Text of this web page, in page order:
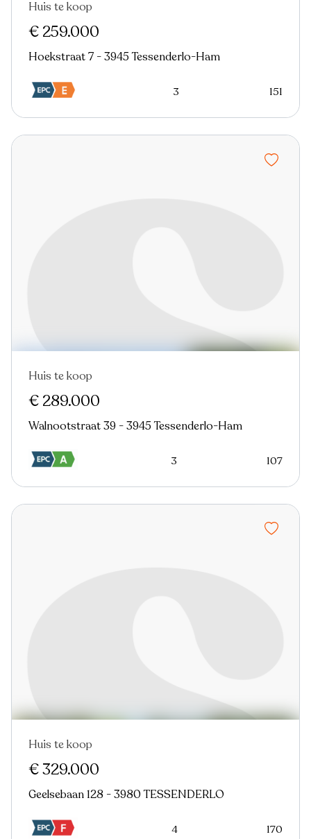
Nieuw
Huis te koop
€ 259.000
Hoekstraat 7 - 3945 Tessenderlo-Ham
3 151
Nieuw
Huis te koop
€ 289.000
Walnootstraat 39 - 3945 Tessenderlo-Ham
3 107
Nieuw Virtual tour
Huis te koop
€ 329.000
Geelsebaan 128 - 3980 TESSENDERLO
4 170